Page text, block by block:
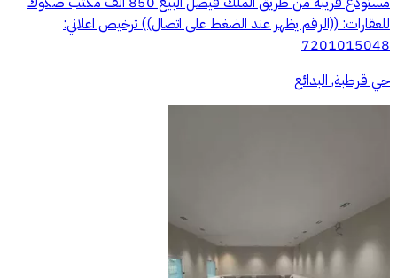
للعقارات: ((الرقم يظهر عند الضغط على اتصال)) ترخيص اعلاني:
7201015048
حي قرطبة, البدائع